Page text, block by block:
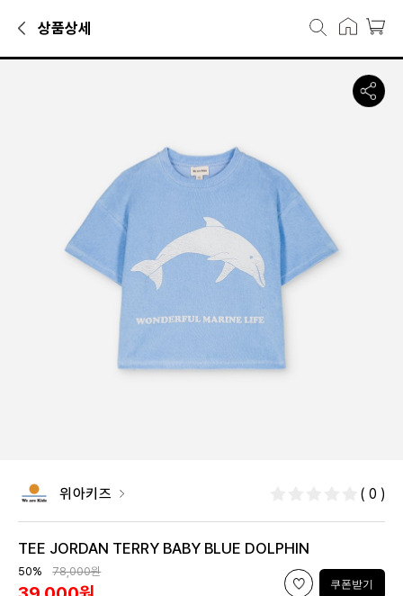
상품상세
아키즈 TEE JORDAN TERRY
소매·반팔티카테고리에서 만나볼 수 있는 상품으로, 캐리마켓에서
· 추천 연령: 주니어 (9~14Y)
위아키즈 ( 0 )
TEE JORDAN TERRY BABY BLUE DOLPHIN
50% 78,000원
쿠폰받기